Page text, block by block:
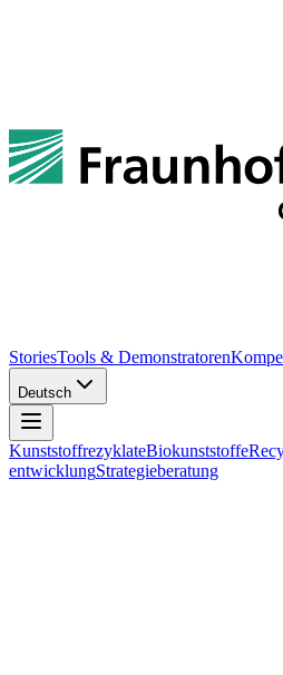
StoriesTools & Demonstratoren
Deutsch
Kunst­stoff­rezy­klateBio­kunst­stoffe
entwick­lungStrate­gie­be­ratung